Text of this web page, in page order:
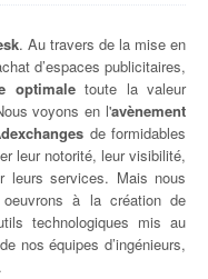
. Au travers de la mise en
d’espaces publicitaires,
optimaletoute la valeur
voyons en l'avènement
de formidables
leur notorité, leur visibilité,
leurs services. Mais nous
à la création de
technologiques mis au
nos équipes d’ingénieurs,